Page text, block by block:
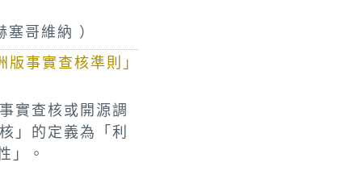
哥維納 ）
事實查核準則」
實查核或開源調
」的定義為「利
」。